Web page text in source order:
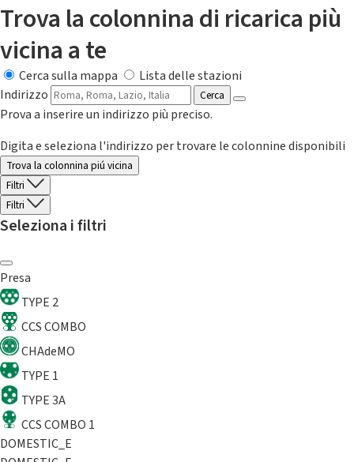
Trova la colonnina di ricarica più
vicina a te
Cerca sulla mappa
Lista delle stazioni
Indirizzo
Cerca
Prova a inserire un indirizzo più preciso.
Digita e seleziona l'indirizzo per trovare le colonnine disponibili
Trova la colonnina piú vicina
Filtri
Filtri
Seleziona i filtri
Presa
TYPE 2
CCS COMBO
CHAdeMO
TYPE 1
TYPE 3A
CCS COMBO 1
DOMESTIC_E